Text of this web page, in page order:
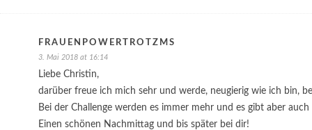
FRAUENPOWERTROTZMS
3. Mai 2018 at 16:14
Liebe Christin,
darüber freue ich mich sehr und werde, neugierig wie ich bin,
Bei der Challenge werden es immer mehr und es gibt aber
Einen schönen Nachmittag und bis später bei dir!